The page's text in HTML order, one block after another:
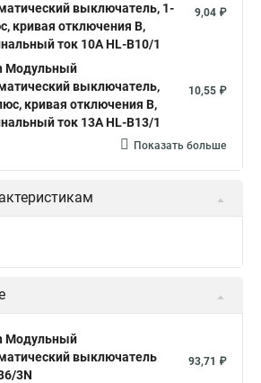
выключатель, 1-
кривая отключения B,
ток 10А HL-B10/1
9,04 ₽
Модульный
выключатель,
кривая отключения B,
ток 13А HL-B13/1
10,55 ₽
Показать больше
Модульный
выключатель
3N
93,71 ₽